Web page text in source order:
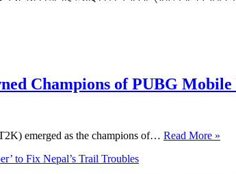
Champions of PUBG Mobile
emerged as the champions of… Read More »